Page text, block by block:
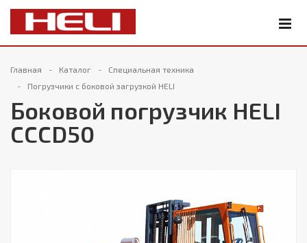
Главная Каталог
Специальная техника
Погрузчики с боковой загрузкой HELI
Боковой погрузчик HELI
CCCD50